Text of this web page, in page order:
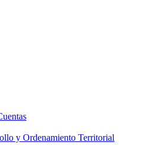
y Ordenamiento Territorial